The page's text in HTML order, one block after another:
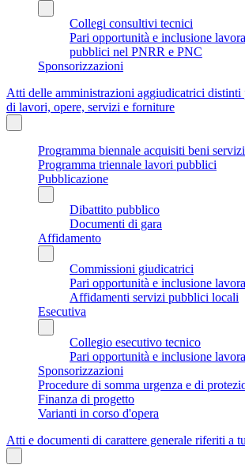
Collegi consultivi tecnici
Pari opportunità e inclusione
pubblici nel PNRR e PNC
Sponsorizzazioni
Atti delle amministrazioni aggiudicatrici distinti
di lavori, opere, servizi e forniture
Programma biennale acquisiti beni servizi
Programma triennale lavori pubblici
Pubblicazione
Dibattito pubblico
Documenti di gara
Affidamento
Commissioni giudicatrici
Pari opportunità e inclusione
Affidamenti servizi pubblici locali
Esecutiva
Collegio esecutivo tecnico
Pari opportunità e inclusione
Sponsorizzazioni
Procedure di somma urgenza e di
Finanza di progetto
Varianti in corso d'opera
Atti e documenti di carattere generale riferiti a